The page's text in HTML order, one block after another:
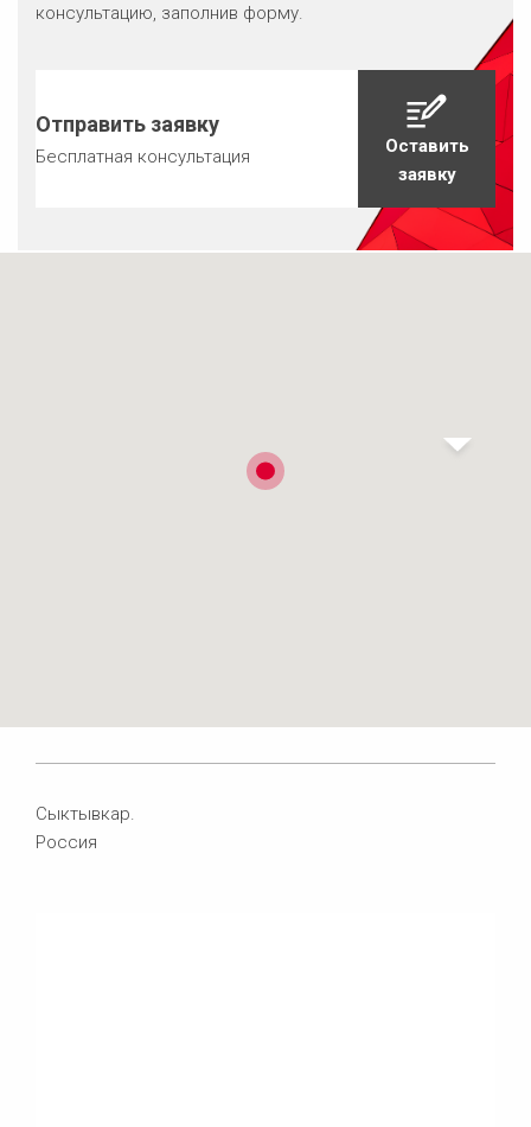
консультацию, заполнив форму.
Отправить заявку
Бесплатная консультация
Оставить
заявку
Сыктывкар.
Россия